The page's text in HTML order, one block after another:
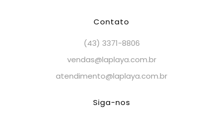
Contato
(43) 3371-8806
vendas@laplaya.com.br
atendimento@laplaya.com.br
Siga-nos